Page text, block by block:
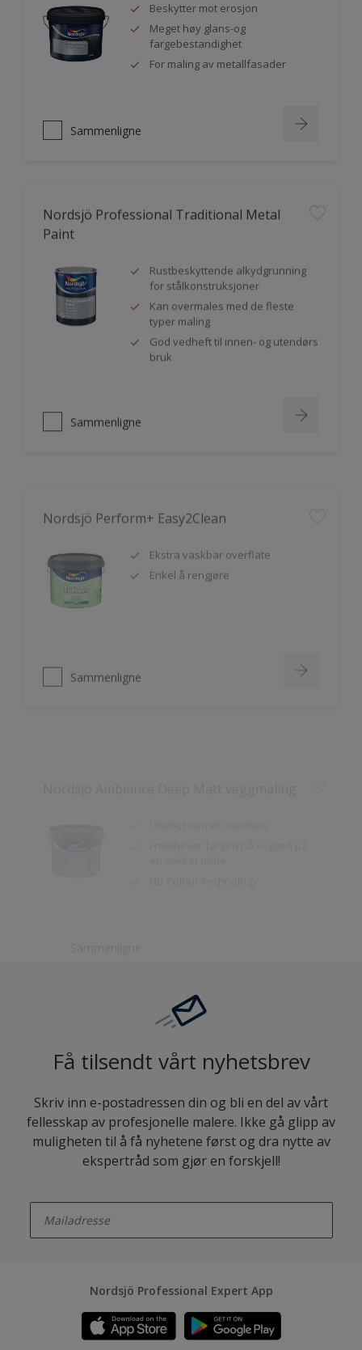
Beskytter mot erosjon
Meget høy glans-og
fargebestandighet
For maling av metallfasader
Sammenligne
Nordsjö Professional Traditional Metal
Paint
Rustbeskyttende alkydgrunning
for stålkonstruksjoner
Kan overmales med de fleste
typer maling
God vedheft til innen- og utendørs
bruk
Sammenligne
Enkel å rengjøre
Få tilsendt vårt nyhetsbrev
Skriv inn e-postadressen din og bli en del av vårt
fellesskap av profesjonelle malere. Ikke gå glipp av
muligheten til å få nyhetene først og dra nytte av
ekspertråd som gjør en forskjell!
Nordsjö Professional Expert App